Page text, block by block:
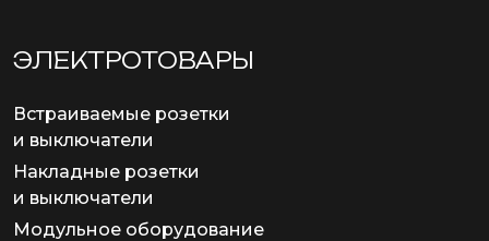
ЭЛЕКТРОТОВАРЫ
Встраиваемые розетки
и выключатели
Накладные розетки
и выключатели
Модульное оборудование